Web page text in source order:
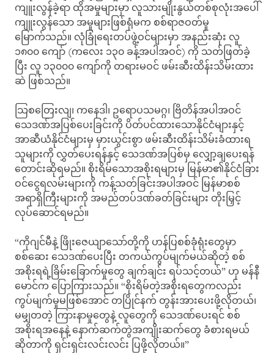
ကျူးလွန်ခဲ့ရာ ထိုအမှုများမှာ လူသားမျိုးနွယ်တစ်စုလုံးအပေါ်
ကျူးလွန်သော အမှုများဖြစ်ရုံမက စစ်ရာဇဝတ်မှု
မြောက်သည်။ လုံခြုံရေးတပ်ဖွဲ့ဝင်များမှာ အနည်းဆုံး လူ
၁၈၀၀ ကျော် (ကလေး ၁၃၀ ခန့်အပါအဝင်) ကို သတ်ဖြတ်ခဲ့
ပြီး လူ ၁၃၀၀၀ ကျော်ကို တရားမဝင် ဖမ်းဆီးထိန်းသိမ်းထား
ဆဲ ဖြစ်သည်။
သြစတြေးလျ၊ ကနေဒါ၊ ဥရောပသမဂ္ဂ၊ ဗြိတိန်အပါအဝင်
သေဒဏ်အပြစ်ပေးခြင်းကို ပိတ်ပင်ထားသောနိုင်ငံများနှင့်
အာဆီယံနိုင်ငံများမှ မှားယွင်းစွာ ဖမ်းဆီးထိန်းသိမ်းခံထားရ
သူများကို လွှတ်ပေးရန်နှင့် သေဒဏ်အပြစ်မှ လျှော့ချပေးရန်
တောင်းဆိုရမည်။ စိုးရိမ်သောအစိုးရများမှ မြန်မာ၏နိုင်ငံခြား
ဝင်ငွေရလမ်းများကို ကန့်သတ်ခြင်းအပါအဝင် မြန်မာစစ်
အရာရှိကြီးများကို အမည်တပ်ဒဏ်ခတ်ခြင်းများ တိုးမြှင့်
လုပ်ဆောင်ရမည်။
“ကိုဂျင်မီနဲ့ ဖြိုးဇေယျာသော်တို့ကို ဟန်ပြစစ်ခုံရုံးတွေမှာ
စစ်ဆေး သေဒဏ်ပေးပြီး တကယ်ကွပ်မျက်မယ်ဆိုတဲ့ စစ်
အစိုးရရဲ့ခြိမ်းခြောက်မှုတွေ ချက်ချင်း ရပ်သင့်တယ်” ဟု မန်နီ
မောင်က ပြောကြားသည်။ “စိုးရိမ်တဲ့အစိုးရတွေကလည်း
ကွပ်မျက်မှုမဖြစ်အောင် တပြိုင်နက် တွန်းအားပေးဖို့လိုတယ်၊
မမျှတတဲ့ ကြားနာမှုတွေနဲ့ လူတွေကို သေဒဏ်ပေးရင် စစ်
အစိုးရအနေနဲ့ နောက်ဆက်တွဲအကျိုးဆက်တွေ ခံစားရမယ်
ဆိုတာကို ရှင်းရှင်းလင်းလင်း ပြဖို့လိုတယ်။”